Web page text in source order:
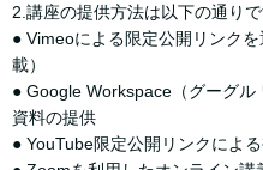
2.講座の提供方法は以下の通りで
● Vimeoによる限定公開リンク
載）
● Google Workspace（グーグ
資料の提供
● YouTube限定公開リンクによ